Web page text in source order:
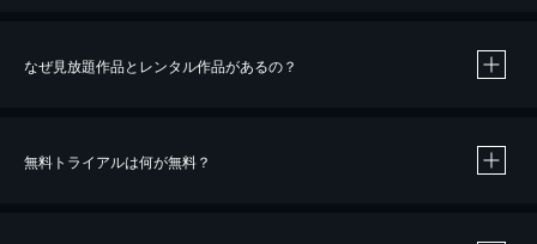
なぜ見放題作品とレンタル作品があるの？
無料トライアルは何が無料？